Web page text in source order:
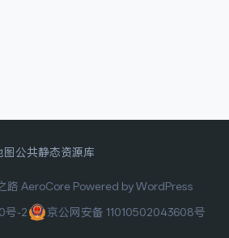
图 公共静态资源库
路 AeroCore Powered by WordPress
号-2
京公网安备 11010502043608号